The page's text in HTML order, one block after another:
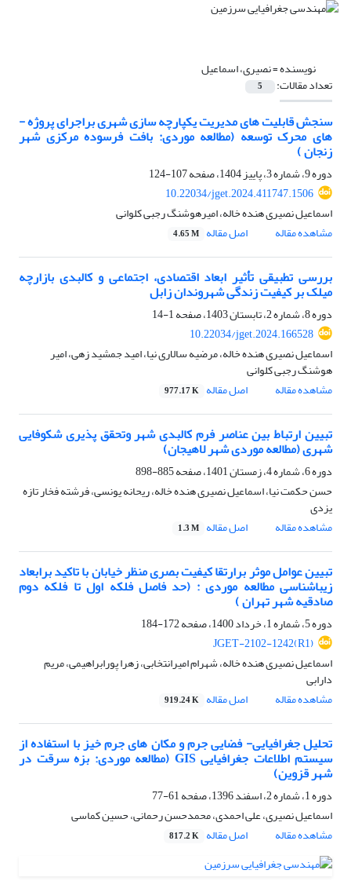
نویسنده =نصیری، اسماعیل
تعداد مقالات: 5
سنجش قابلیت­ های مدیریت یکپارچه ­سازی شهری براجرای پروژه ­
های محرک توسعه (مطالعه موردی: بافت فرسوده مرکزی شهر
زنجان )
دوره 9، شماره 3، پاییز 1404، صفحه
107-124
10.22034/jget.2024.411747.1506
اسماعیل نصیری هنده خاله، امیرهوشنگ رجبی کلوانی
مشاهده مقاله
اصل مقاله 4.65 M
بررسی تطبیقی تأثیر ابعاد اقتصادی، اجتماعی و کالبدی بازارچه
میلک بر کیفیت زندگی شهروندان زابل
دوره 8، شماره 2، تابستان 1403، صفحه
1-14
10.22034/jget.2024.166528
اسماعیل نصیری هنده خاله، مرضیه سالاری نیا، امید جمشید زهی، امیر
هوشنگ رجبی کلوانی
مشاهده مقاله
اصل مقاله 977.17 K
تبیین ارتباط بین عناصر فرم کالبدی شهر وتحقق پذیری شکوفایی
شهری (مطالعه موردی شهر لاهیجان)
دوره 6، شماره 4، زمستان 1401، صفحه
885-898
حسن حکمت نیا، اسماعیل نصیری هنده خاله، ریحانه یونسی، فرشته فخار تازه
یزدی
مشاهده مقاله
اصل مقاله 1.3 M
تبیین عوامل موثر برارتقا کیفیت بصری منظر خیابان با تا‌کید برابعاد
زیبا‌شناسی مطالعه موردی : (حد فاصل فلکه اول تا فلکه دوم
صادقیه شهر تهران )
دوره 5، شماره 1، خرداد 1400، صفحه
172-184
JGET-2102-1242(R1)
اسماعیل نصیری هنده خاله، شهرام امیرانتخابی، زهرا پورابراهیمی، مریم
دارابی
مشاهده مقاله
اصل مقاله 919.24 K
تحلیل جغرافیایی- فضایی جرم و مکان های جرم خیز با استفاده از
سیستم اطلاعات جغرافیایی GIS (مطالعه موردی: بزه سرقت در
شهر قزوین)
دوره 1، شماره 2، اسفند 1396، صفحه
61-77
اسماعیل نصیری، علی احمدی، محمدحسن رحمانی، حسین کماسی
مشاهده مقاله
اصل مقاله 817.2 K